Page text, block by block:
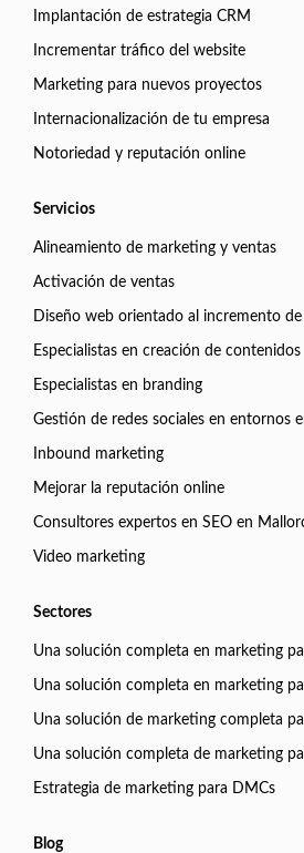
Implantación de estrategia CRM
Incrementar tráfico del website
Marketing para nuevos proyectos
Internacionalización de tu empresa
Notoriedad y reputación online
Servicios
Alineamiento de marketing y ventas
Activación de ventas
Diseño web orientado al incremento de
Especialistas en creación de contenidos
Especialistas en branding
Gestión de redes sociales en entornos
Inbound marketing
Mejorar la reputación online
Consultores expertos en SEO en
Video marketing
Sectores
Una solución completa en marketing
Una solución completa en marketing
Una solución de marketing completa
Una solución completa de marketing
Estrategia de marketing para DMCs
Blog